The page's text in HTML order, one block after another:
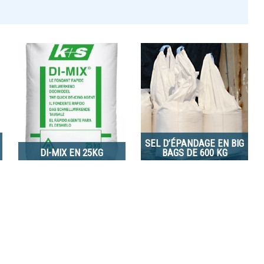
DI-MIX EN 25KG
SEL D’ÉPANDAGE EN BIG
BAGS DE 600 KG